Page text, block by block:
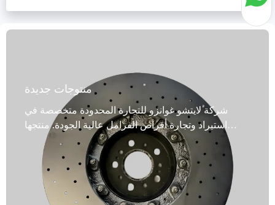
منتوجات جديدة
شركة لايتشو غوانزو للتجارة المحدودة متخصصة في
استيراد وتجارة أقراص الفرامل عالية الجودة. منتجها
الرئيسي، أقراص الفرامل المعالجة خصيصًا، مصممة
لسيارات الركاب والمركبات التجارية. هذه الأقراص
مصنوعة من حديد زهر رمادي عالي القوة (مثل GG20
التآكل وثبات الكبح، مما يضمن تشغيلًا موثوقًا به حتى في